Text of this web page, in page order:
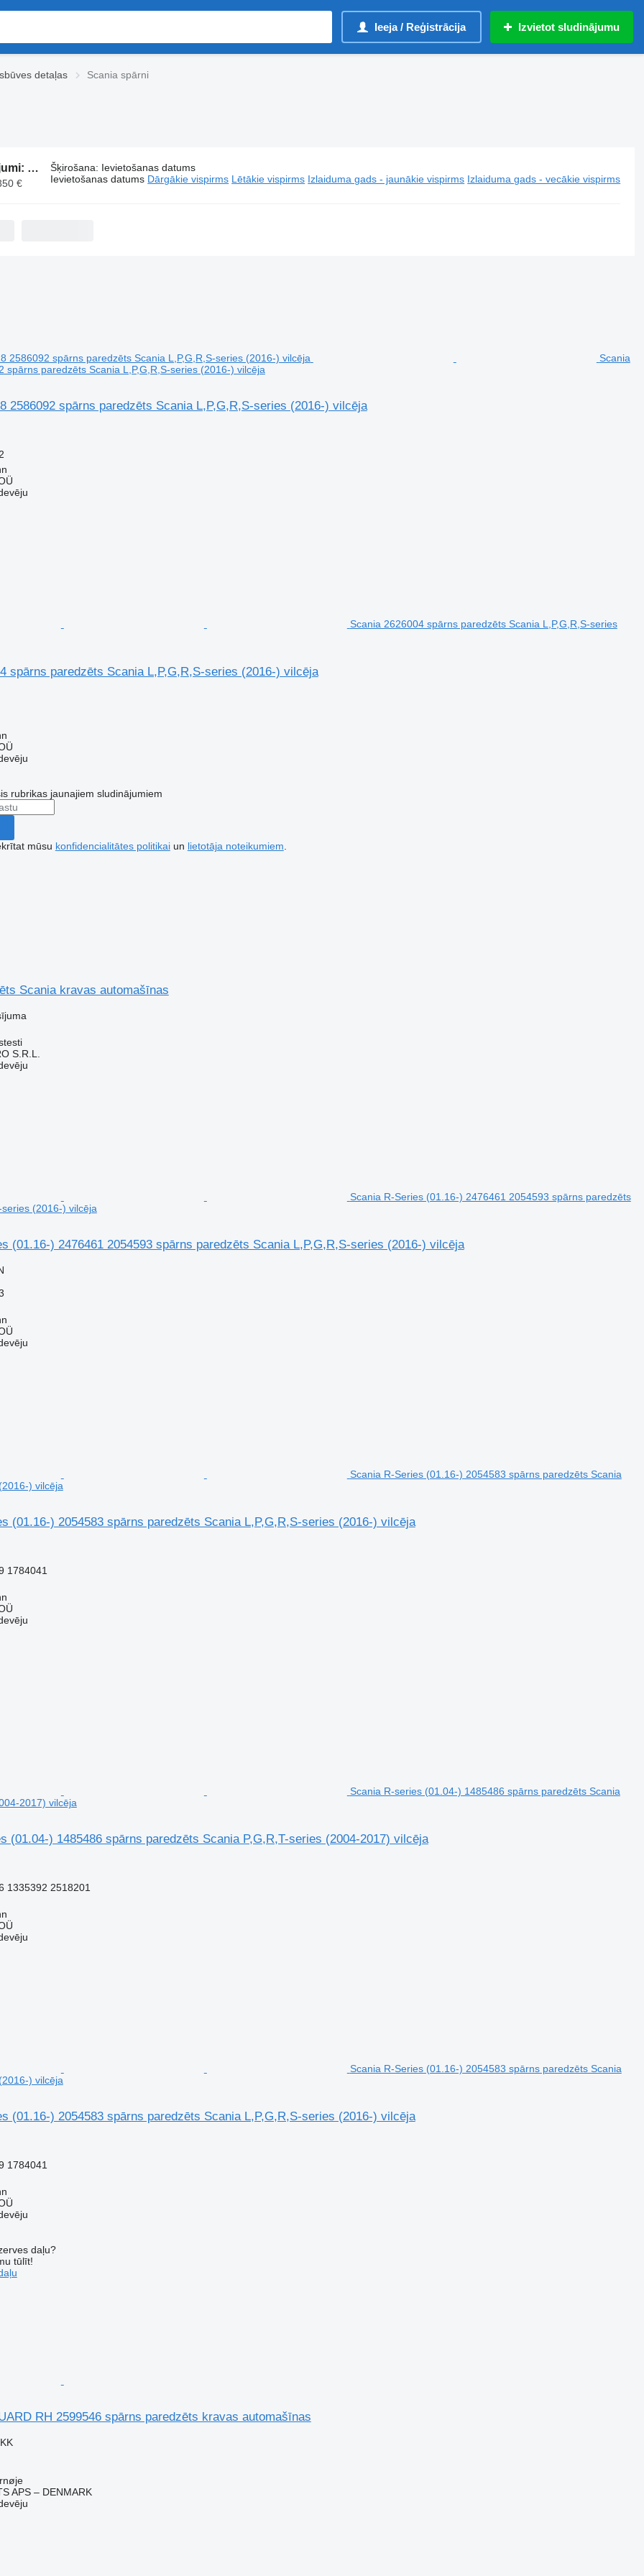
Ieeja / Reģistrācija Izvietot sludinājumu
detaļas Scania spārni
663 sludinājumi:
Scania spārni
€
Šķirošana: Ievietošanas datums
Ievietošanas datums Dārgākie vispirms Lētākie vispirms Izlaiduma gads - jaunākie vispirms Izlaiduma gads - vecākie vispirms
Scania
spārns paredzēts Scania L,P,G,R,S-series (2016-) vilcēja
2586092 spārns paredzēts Scania L,P,G,R,S-series (2016-) vilcēja
Scania 2626004 spārns paredzēts Scania L,P,G,R,S-series
spārns paredzēts Scania L,P,G,R,S-series (2016-) vilcēja
rubrikas jaunajiem sludinājumiem
mūsu konfidencialitātes politikaiun lietotāja noteikumiem
Scania kravas automašīnas
S.R.L.
Scania R-Series (01.16-) 2476461 2054593 spārns paredzēts
(2016-) vilcēja
(01.16-) 2476461 2054593 spārns paredzēts Scania L,P,G,R,S-series (2016-) vilcēja
Scania R-Series (01.16-) 2054583 spārns paredzēts Scania
) vilcēja
(01.16-) 2054583 spārns paredzēts Scania L,P,G,R,S-series (2016-) vilcēja
1784041
Scania R-series (01.04-) 1485486 spārns paredzēts Scania
2017) vilcēja
(01.04-) 1485486 spārns paredzēts Scania P,G,R,T-series (2004-2017) vilcēja
1335392 2518201
Scania R-Series (01.16-) 2054583 spārns paredzēts Scania
) vilcēja
(01.16-) 2054583 spārns paredzēts Scania L,P,G,R,S-series (2016-) vilcēja
1784041
daļu?
tūlīt!
RH 2599546 spārns paredzēts kravas automašīnas
APS – DENMARK